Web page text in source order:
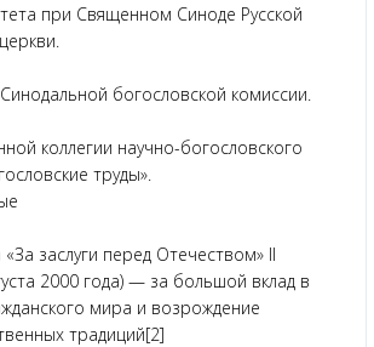
при Священном Синоде Русской
богословской комиссии.
коллегии научно-богословского
труды».
заслуги перед Отечеством» II
2000 года) — за большой вклад в
мира и возрождение
традиций[2]